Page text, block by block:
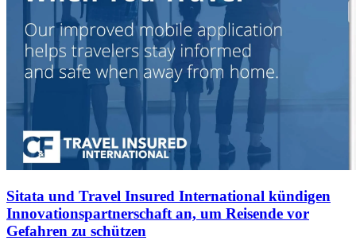
Sitata und Travel Insured International kündigen
Innovationspartnerschaft an, um Reisende vor
Gefahren zu schützen